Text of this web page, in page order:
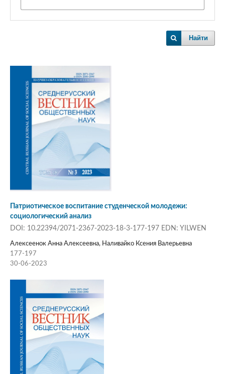
Найти
Патриотическое воспитание студенческой молодежи:
социологический анализ
DOI: 10.22394/2071-2367-2023-18-3-177-197 EDN: YILWEN
Алексеенок Анна Алексеевна, Наливайко Ксения Валерьевна
177-197
30-06-2023